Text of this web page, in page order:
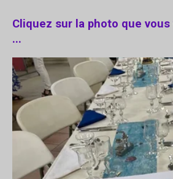
Cliquez sur la photo que
...